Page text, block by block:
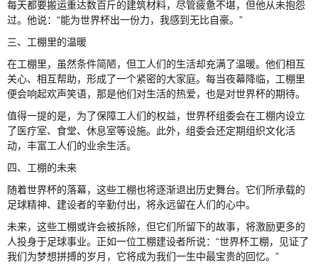
每天都要搬运重达数百斤的建筑材料，尽管疲惫不堪，但他从未抱怨
过。他说：“能为世界杯出一份力，我感到无比自豪。”
三、工棚里的温暖
在工棚里，虽然条件简陋，但工人们的生活却充满了温暖。他们相互
关心、相互帮助，形成了一个紧密的大家庭。每当夜幕降临，工棚里
便会响起欢声笑语，那是他们对生活的热爱，也是对世界杯的期待。
值得一提的是，为了保障工人们的权益，世界杯组委会在工棚内设立
了医疗室、食堂、休息室等设施。此外，组委会还定期组织文化活
动，丰富工人们的业余生活。
四、工棚的未来
随着世界杯的落幕，这些工棚也将逐渐退出历史舞台。它们所承载的
足球精神、建设者的辛勤付出，将永远留在人们的心中。
未来，这些工棚或许会被拆除，但它们所留下的故事，将激励更多的
人投身于足球事业。正如一位工棚建设者所说：“世界杯工棚，见证了
我们为梦想拼搏的岁月，它将成为我们一生中最宝贵的回忆。”